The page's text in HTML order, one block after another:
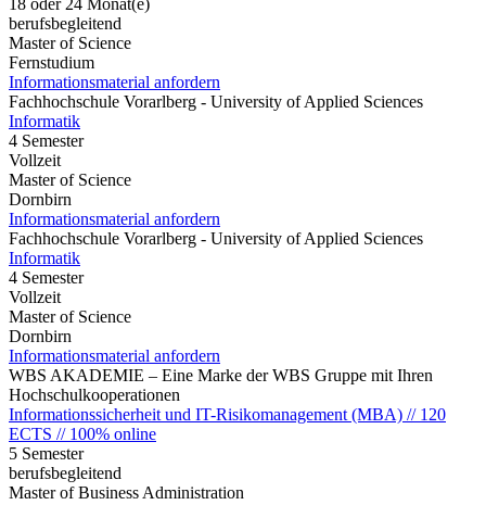
18 oder 24 Monat(e)
berufsbegleitend
Master of Science
Fernstudium
Informationsmaterial anfordern
Fachhochschule Vorarlberg - University of Applied Sciences
Informatik
4 Semester
Vollzeit
Master of Science
Dornbirn
Informationsmaterial anfordern
Fachhochschule Vorarlberg - University of Applied Sciences
Informatik
4 Semester
Vollzeit
Master of Science
Dornbirn
Informationsmaterial anfordern
WBS AKADEMIE – Eine Marke der WBS Gruppe mit Ihren
Hochschulkooperationen
Informationssicherheit und IT-Risikomanagement (MBA) // 120
ECTS // 100% online
5 Semester
berufsbegleitend
Master of Business Administration